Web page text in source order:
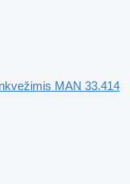
MAN 33.414